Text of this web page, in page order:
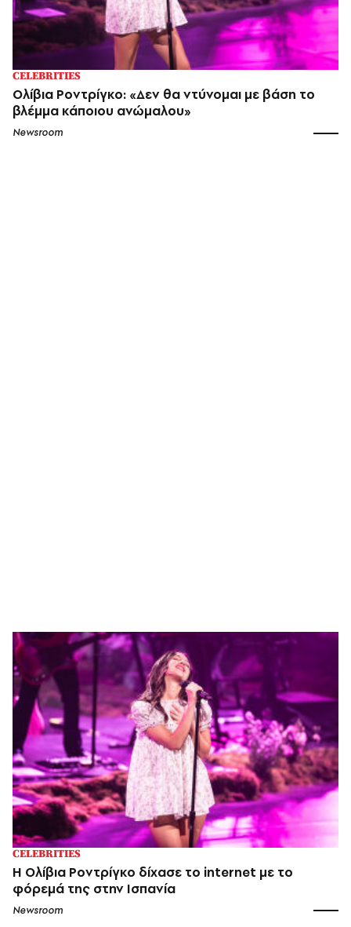
CELEBRITIES
Ολίβια Ροντρίγκο: «Δεν θα ντύνομαι με βάση το
βλέμμα κάποιου ανώμαλου»
Newsroom
CELEBRITIES
Η Ολίβια Ροντρίγκο δίχασε το internet με το
φόρεμά της στην Ισπανία
Newsroom